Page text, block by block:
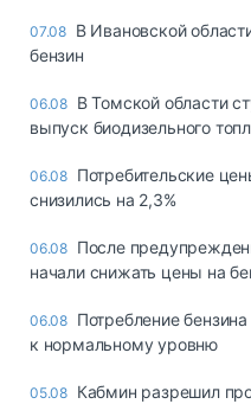
07.08 В Ивановской
бензин
06.08 В Томской области
выпуск биодизельного
06.08 Потребительские
снизились на 2,3%
06.08 После
начали снижать цены на
06.08 Потребление
к нормальному уровню
05.08 Кабмин разрешил